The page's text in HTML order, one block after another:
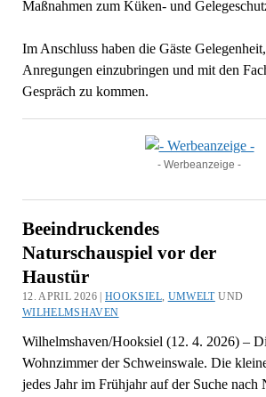
Maßnahmen zum Küken- und
Im Anschluss haben die Gäste
Anregungen einzubringen und mit den
Gespräch zu kommen.
- Werbeanzeige -
Beeindruckendes
Naturschauspiel vor der
Haustür
12. APRIL 2026 |HOOKSIEL, UMWELTUND
WILHELMSHAVEN
Wilhelmshaven/Hooksiel (12. 4. 2026) –
Wohnzimmer der Schweinswale. Die
jedes Jahr im Frühjahr auf der Suche nach